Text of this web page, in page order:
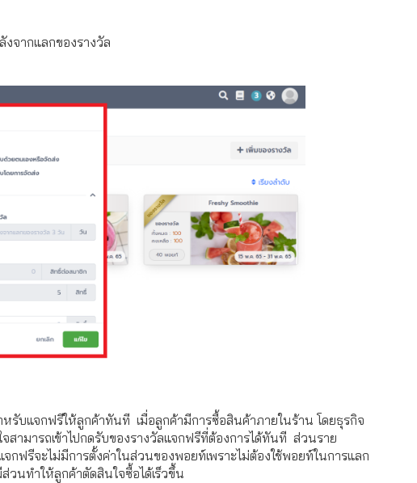
จากแลกของรางวัล
หรับแจกฟรีให้ลูกค้าทันที เมื่อลูกค้ามีการซื้อสินค้าภายในร้าน โดยธุรกิจ
สามารถเข้าไปกดรับของรางวัลแจกฟรีที่ต้องการได้ทันที ส่วนราย
กฟรีจะไม่มีการตั้งค่าในส่วนของพอยท์เพราะไม่ต้องใช้พอยท์ในการแลก
วนทำให้ลูกค้าตัดสินใจซื้อได้เร็วขึ้น